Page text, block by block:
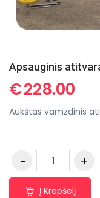
Apsauginis
€228.00
Aukštas vamzdinis
Į Krepšelį